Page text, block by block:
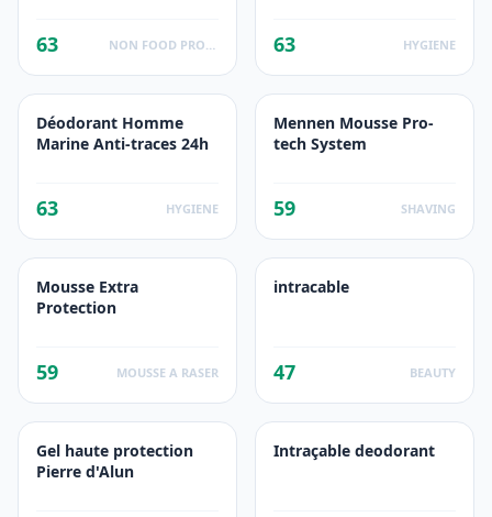
63 63 HYGIENE
Déodorant Homme
Marine Anti-traces 24h
63 HYGIENE
Mennen Mousse Pro-
tech System
59 SHAVING
Mousse Extra
Protection
59 MOUSSE A RASER
intracable
47 BEAUTY
Gel haute protection
Pierre d'Alun
Intraçable deodorant